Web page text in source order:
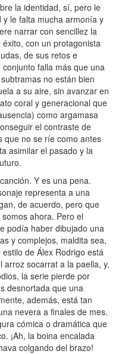
la identidad, sí, pero le
le falta mucha armonía y
narrar con sencillez la
con un protagonista
de sus retos e
falla más que una
no están bien
a su aire, sin avanzar en
coral y generacional que
como argamasa
el contraste de
que no se ríe como antes
asimilar el pasado y la
Y es una pena.
representa a una
de acuerdo, pero que
ahora. Pero el
podía haber dibujado una
y complejos, maldita sea,
de Álex Rodrigo está
socarrat a la paella, y,
la serie pierde por
desnortada que una
además, está tan
nevera a finales de mes.
cómica o dramática que
¡Ah, la boina encalada
colgando del brazo!